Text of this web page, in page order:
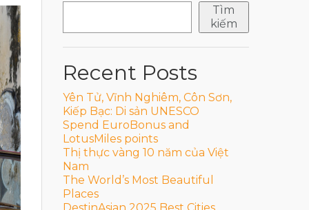
Tìm
kiếm
Recent Posts
Yên Tử, Vĩnh Nghiêm, Côn Sơn,
Kiếp Bạc: Di sản UNESCO
Spend EuroBonus and
LotusMiles points
Thị thực vàng 10 năm của Việt
Nam
The World’s Most Beautiful
Places